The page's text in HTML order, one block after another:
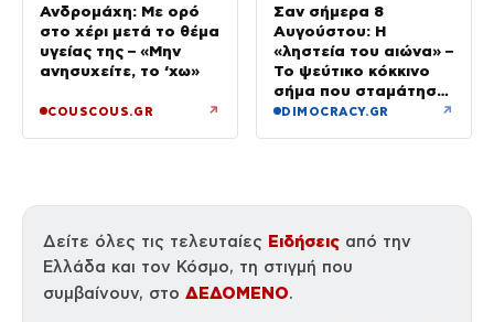
Ανδρομάχη: Με ορό
στο χέρι μετά το θέμα
υγείας της – «Μην
ανησυχείτε, το ‘χω»
COUSCOUS.GR ↗
Σαν σήμερα 8
Αυγούστου: Η
«ληστεία του αιώνα» –
Το ψεύτικο κόκκινο
σήμα που σταμάτησε
τρένο με 2,6 εκατ.
DIMOCRACY.GR ↗
Δείτε όλες τις τελευταίες Ειδήσεις από την
Ελλάδα και τον Κόσμο, τη στιγμή που
συμβαίνουν, στο ΔΕΔΟΜΕΝΟ.